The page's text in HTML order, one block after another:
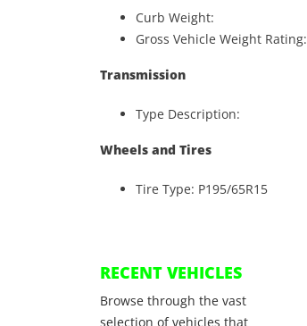
Curb Weight:
Gross Vehicle Weight Rating:
Transmission
Type Description:
Wheels and Tires
Tire Type: P195/65R15
RECENT VEHICLES
Browse through the vast
selection of vehicles that